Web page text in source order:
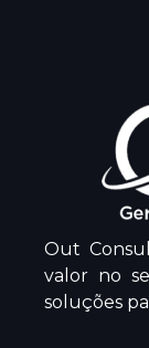
Out
valor no
soluções